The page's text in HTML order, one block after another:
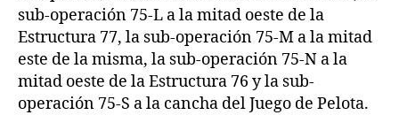
sub-operación 75-L a la mitad oeste de la
Estructura 77, la sub-operación 75-M a la mitad
este de la misma, la sub-operación 75-N a la
mitad oeste de la Estructura 76 y la sub-
operación 75-S a la cancha del Juego de Pelota.